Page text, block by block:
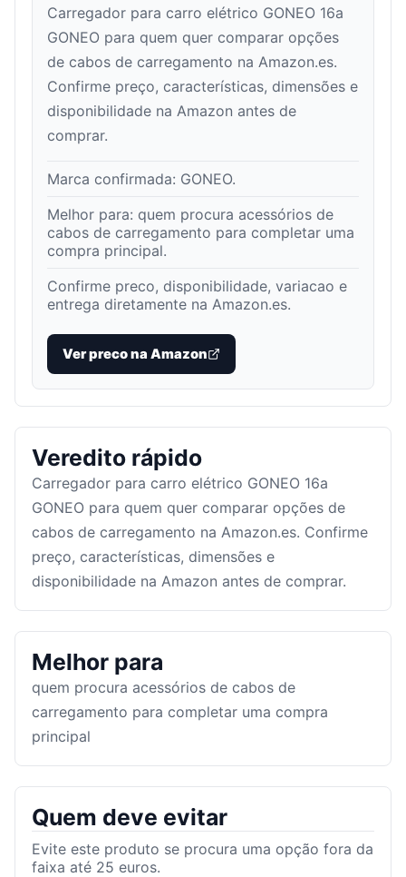
Carregador para carro elétrico GONEO 16a
GONEO para quem quer comparar opções
de cabos de carregamento na Amazon.es.
Confirme preço, características, dimensões e
disponibilidade na Amazon antes de
comprar.
Marca confirmada: GONEO.
Melhor para: quem procura acessórios de
cabos de carregamento para completar uma
compra principal.
Confirme preco, disponibilidade, variacao e
entrega diretamente na Amazon.es.
Ver preco na Amazon
Veredito rápido
Carregador para carro elétrico GONEO 16a
GONEO para quem quer comparar opções de
cabos de carregamento na Amazon.es. Confirme
preço, características, dimensões e
disponibilidade na Amazon antes de comprar.
Melhor para
quem procura acessórios de cabos de
carregamento para completar uma compra
principal
Quem deve evitar
Evite este produto se procura uma opção fora da
faixa até 25 euros.